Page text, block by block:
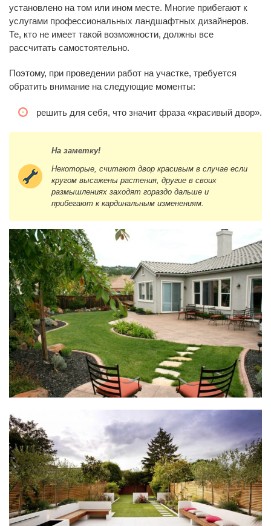
установлено на том или ином месте. Многие прибегают к
услугами профессиональных ландшафтных дизайнеров.
Те, кто не имеет такой возможности, должны все
рассчитать самостоятельно.
Поэтому, при проведении работ на участке, требуется
обратить внимание на следующие моменты:
решить для себя, что значит фраза «красивый двор».
На заметку!
Некоторые, считают двор красивым в случае если
кругом высажены растения, другие в своих
размышлениях заходят гораздо дальше и
прибегают к кардинальным изменениям.